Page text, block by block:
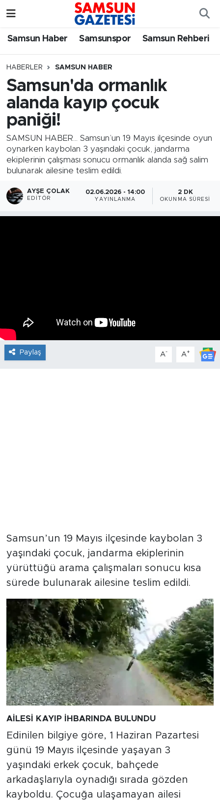
Samsun Haber Samsunspor Samsun Rehberi
HABERLER SAMSUN HABER
Samsun'da ormanlık
alanda kayıp çocuk
paniği!
SAMSUN HABER... Samsun’un 19 Mayıs ilçesinde oyun
oynarken kaybolan 3 yaşındaki çocuk, jandarma
ekiplerinin çalışması sonucu ormanlık alanda sağ salim
bulunarak ailesine teslim edildi.
AYŞE ÇOLAK
EDITÖR
02.06.2026 - 14:00
YAYINLANMA
2 DK
OKUNMA SÜRESI
Paylaş A- A+
Samsun’un 19 Mayıs ilçesinde kaybolan 3
yaşındaki çocuk, jandarma ekiplerinin
yürüttüğü arama çalışmaları sonucu kısa
sürede bulunarak ailesine teslim edildi.
AİLESİ KAYIP İHBARINDA BULUNDU
Edinilen bilgiye göre, 1 Haziran Pazartesi
günü 19 Mayıs ilçesinde yaşayan 3
yaşındaki erkek çocuk, bahçede
arkadaşlarıyla oynadığı sırada gözden
kayboldu. Çocuğa ulaşamayan ailesi
Samsun Haber
Samsun Rehberi
Resmi İlanlar
Samsun Nöbetçi Eczaneler
SAMSUN Namaz Vakitleri
Samsun Trafik Yoğunluk Haritası
Süper Lig Puan Durumu ve Fikstür
Tüm Manşetler
Son Dakika Haberleri